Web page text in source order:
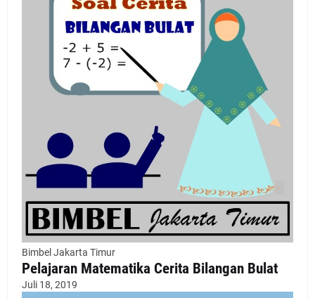
Bimbel Jakarta Timur
Pelajaran Matematika Cerita Bilangan Bulat
Juli 18, 2019